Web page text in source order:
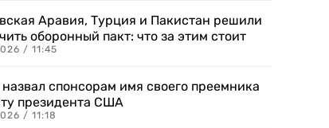
Аравия, Турция и Пакистан решили
оборонный пакт: что за этим стоит
/ 11:45
спонсорам имя своего преемника
президента США
/ 11:18